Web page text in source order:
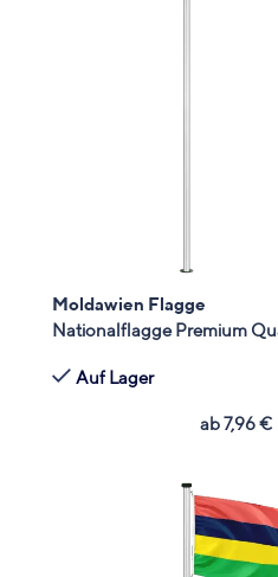
Moldawien Flagge
Nationalflagge Premium
Auf Lager
ab7,96€